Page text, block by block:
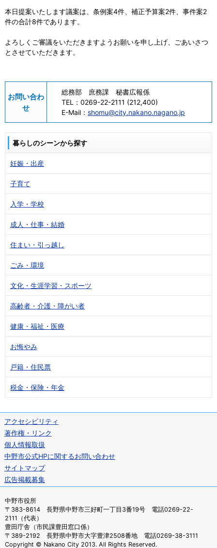
本日提案いたします議案は、条例案4件、補正予算案2件、事件案2
件の合計8件であります。
よろしくご審議をいただきますようお願いを申し上げ、ごあいさつ
とさせていただきます。
お問い合わ
せ
総務部 庶務課 秘書広報係
TEL： 0269-22-2111 (212,400)
E-Mail： shomu@city.nakano.nagano.jp
暮らしのシーンから探す
妊娠・出産
子育て
入学・学校
成人・仕事・結婚
住まい・引っ越し
ごみ・環境
文化・生涯学習・スポーツ
高齢者・介護・障がい者
健康・福祉・医療
お悔やみ
戸籍・住民票
税金・保険・年金
アクセシビリティ
著作権・リンク
個人情報取扱
中野市公式HPに関するお問い合わせ
サイトマップ
広告掲載募集
中野市役所
〒383-8614 長野県中野市三好町一丁目3番19号 電話0269-22-
2111（代表）
豊田庁舎（市民課豊田窓口係）
〒389-2192 長野県中野市大字豊津2508番地 電話0269-38-3111
Copyright © Nakano City 2013. All Rights Reserved.